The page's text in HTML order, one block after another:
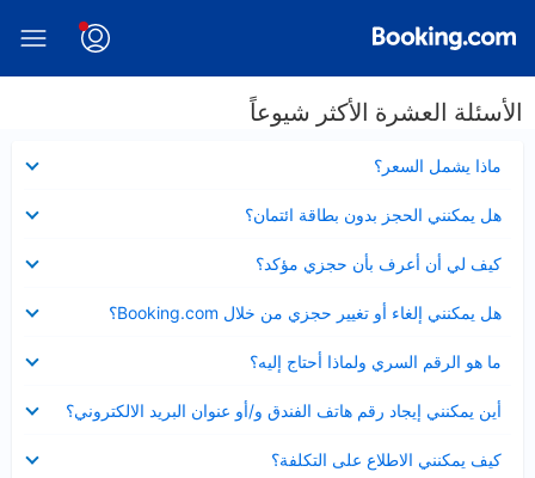
الأسئلة العشرة الأكثر شيوعاً
ماذا يشمل السعر؟
مصغر
هل يمكنني الحجز بدون بطاقة ائتمان؟
مصغر
كيف لي أن أعرف بأن حجزي مؤكد؟
مصغر
هل يمكنني إلغاء أو تغيير حجزي من خلال Booking.com؟
مصغر
ما هو الرقم السري ولماذا أحتاج إليه؟
مصغر
أين يمكنني إيجاد رقم هاتف الفندق و/أو عنوان البريد الالكتروني؟
عرض
مصغر
كيف يمكنني الاطلاع على التكلفة؟
مصغر